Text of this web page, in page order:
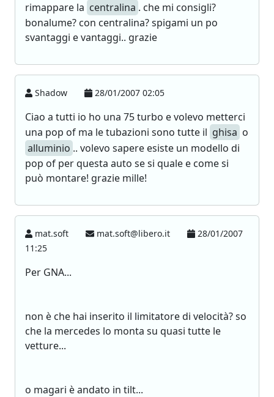
rimappare la centralina . che mi consigli?
bonalume? con centralina? spigami un po
svantaggi e vantaggi.. grazie
Shadow 28/01/2007 02:05
Ciao a tutti io ho una 75 turbo e volevo metterci
una pop of ma le tubazioni sono tutte il ghisa o
alluminio .. volevo sapere esiste un modello di
pop of per questa auto se si quale e come si
può montare! grazie mille!
mat.soft mat.soft@libero.it
28/01/2007
11:25
Per GNA...
non è che hai inserito il limitatore di velocità? so
che la mercedes lo monta su quasi tutte le
vetture...
o magari è andato in tilt...